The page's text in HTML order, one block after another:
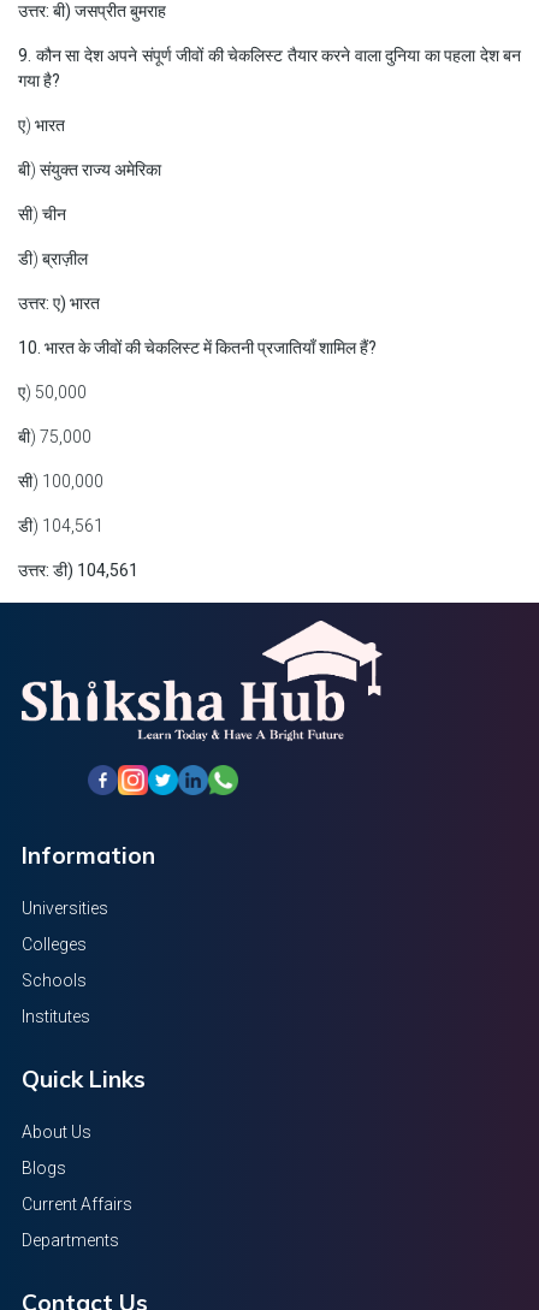
उत्तर: बी) जसप्रीत बुमराह
9. कौन सा देश अपने संपूर्ण जीवों की चेकलिस्ट तैयार करने वाला दुनिया का पहला देश बन
गया है?
ए) भारत
बी) संयुक्त राज्य अमेरिका
सी) चीन
डी) ब्राज़ील
उत्तर: ए) भारत
10. भारत के जीवों की चेकलिस्ट में कितनी प्रजातियाँ शामिल हैं?
ए) 50,000
बी) 75,000
सी) 100,000
डी) 104,561
उत्तर: डी) 104,561
Information
Universities
Colleges
Schools
Institutes
Quick Links
About Us
Blogs
Current Affairs
Departments
Contact Us